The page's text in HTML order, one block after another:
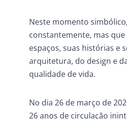
Neste momento
constantemente, mas
espaços, suas histórias e
arquitetura, do design e
qualidade de vida.
No dia 26 de março de
26 anos de circulação